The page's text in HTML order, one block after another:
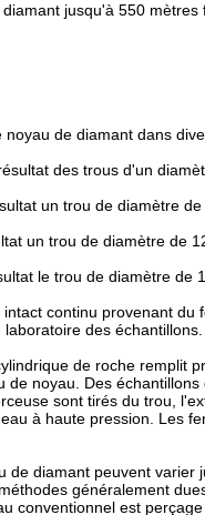
jusqu'à 550
de diamant dans
des trous d'un
un trou de diamètre de
un trou de diamètre de
le trou de diamètre de
continu provenant
des échantillons.
de roche remplit
noyau. Des
sont tirés du trou,
à haute pression. Les
diamant peuvent
généralement
conventionnel est